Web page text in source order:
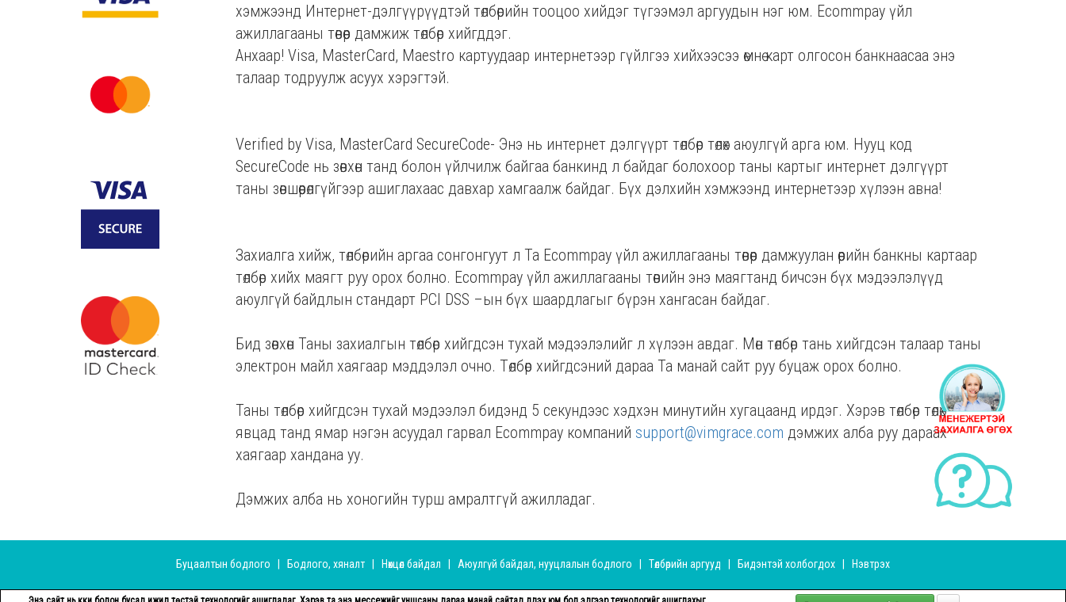
хэмжээнд Интернет-дэлгүүрүүдтэй төлбөрийн тооцоо хийдэг түгээмэл аргуудын нэг юм. Ecommpay үйл
ажиллагааны төвөөр дамжиж төлбөр хийгддэг.
Анхаар! Visa, MasterCard, Maestro картуудаар интернетээр гүйлгээ хийхээсээ өмнө карт олгосон банкнаасаа энэ
талаар тодруулж асуух хэрэгтэй.
Verified by Visa, MasterCard SecureCode- Энэ нь интернет дэлгүүрт төлбөр төлөх аюулгүй арга юм. Нууц код
SecureCode нь зөвхөн танд болон үйлчилж байгаа банкинд л байдаг болохоор таны картыг интернет дэлгүүрт
таны зөвшөөрөлгүйгээр ашиглахаас давхар хамгаалж байдаг. Бүх дэлхийн хэмжээнд интернетээр хүлээн авна!
Захиалга хийж, төлбөрийн аргаа сонгонгуут л Та Ecommpay үйл ажиллагааны төвөөр дамжуулан өөрийн банкны картаар
төлбөр хийх маягт руу орох болно. Ecommpay үйл ажиллагааны төвийн энэ маягтанд бичсэн бүх мэдээлэлүүд
аюулгүй байдлын стандарт PCI DSS –ын бүх шаардлагыг бүрэн хангасан байдаг.
Бид зөвхөн Таны захиалгын төлбөр хийгдсэн тухай мэдээлэлийг л хүлээн авдаг. Мөн төлбөр тань хийгдсэн талаар таны
электрон майл хаягаар мэддэлэл очно. Төлбөр хийгдсэний дараа Та манай сайт руу буцаж орох болно.
Таны төлбөр хийгдсэн тухай мэдээлэл бидэнд 5 секундээс хэдхэн минутийн хугацаанд ирдэг. Хэрэв төлбөр төлөх
явцад танд ямар нэгэн асуудал гарвал Ecommpay компаний support@vimgrace.com дэмжих алба руу дараах
хаягаар хандана уу.
Дэмжих алба нь хоногийн турш амралтгүй ажилладаг.
Буцаалтын бодлого | Бодлого, хяналт | Нөхцөл байдал | Аюулгүй байдал, нууцлалын бодлого | Төлбөрийн аргууд | Бидэнтэй холбогдох | Нэвтрэх